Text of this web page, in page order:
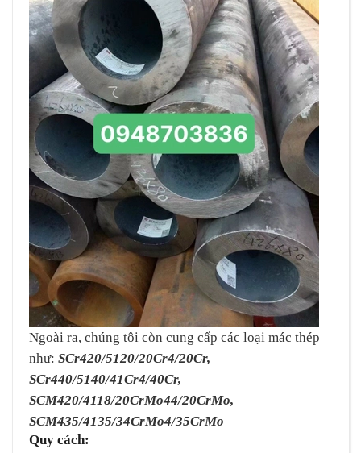
Ngoài ra, chúng tôi còn cung cấp các loại mác thép
như: SCr420/5120/20Cr4/20Cr,
SCr440/5140/41Cr4/40Cr,
SCM420/4118/20CrMo44/20CrMo,
SCM435/4135/34CrMo4/35CrMo
Quy cách: